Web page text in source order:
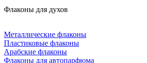
Флаконы для духов
Металлические флаконы
Пластиковые флаконы
Арабские флаконы
Флаконы для автопарфюма